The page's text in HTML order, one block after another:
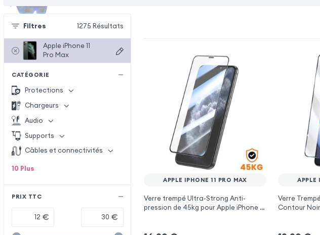
Filtres 1275 Résultats
Apple iPhone 11
Pro Max
CATÉGORIE
Protections
Chargeurs
Audio
Supports
Câbles et connectivités
10 Plus
PRIX TTC
€ €
APPLE IPHONE 11 PRO MAX
Verre trempé Ultra-Strong Anti-
pression de 45kg pour Apple iPhone 11
APPLE
Verre
Contour Noir